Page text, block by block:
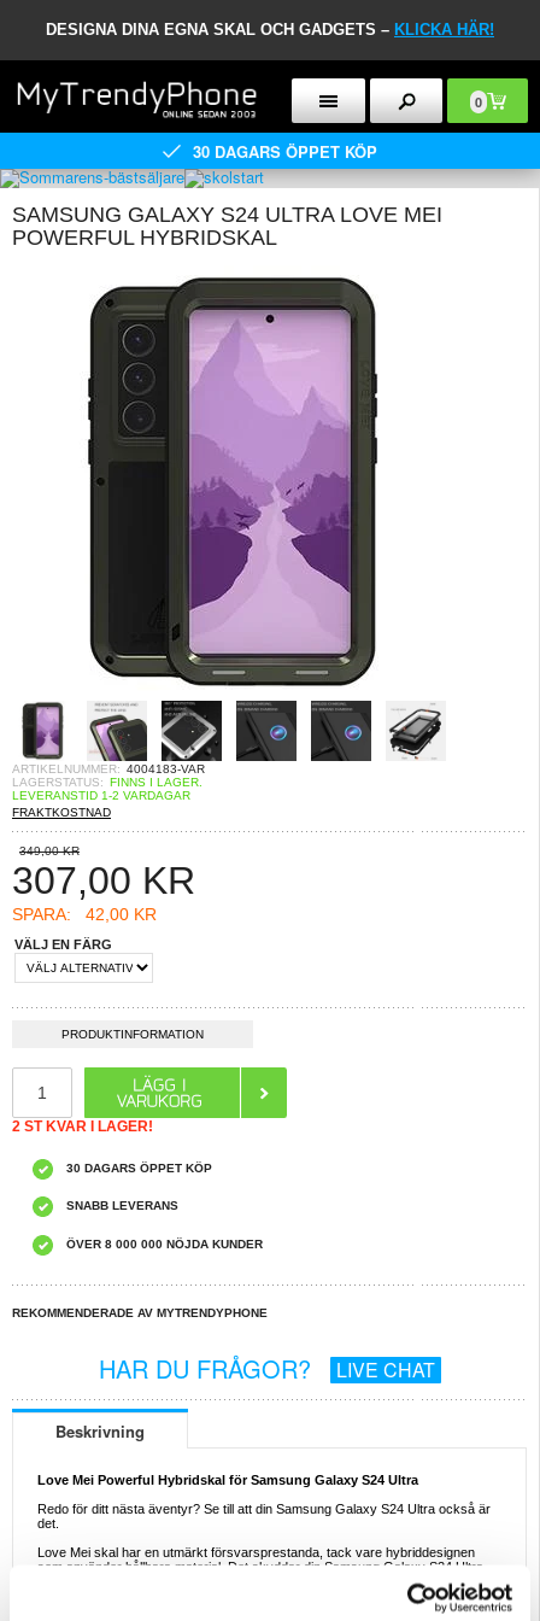
DESIGNA DINA EGNA SKAL OCH GADGETS – KLICKA HÄR!
0
30 DAGARS ÖPPET KÖP
SAMSUNG GALAXY S24 ULTRA LOVE MEI
POWERFUL HYBRIDSKAL
ARTIKELNUMMER: 4004183-VAR
LAGERSTATUS: FINNS I LAGER.
LEVERANSTID 1-2 VARDAGAR
FRAKTKOSTNAD
349,00 KR
307,00 KR
SPARA: 42,00 KR
VÄLJ EN FÄRG
PRODUKTINFORMATION
2 ST KVAR I LAGER!
30 DAGARS ÖPPET KÖP
SNABB LEVERANS
ÖVER 8 000 000 NÖJDA KUNDER
REKOMMENDERADE AV MYTRENDYPHONE
HAR DU FRÅGOR? LIVE CHAT
Beskrivning
Love Mei Powerful Hybridskal för Samsung Galaxy S24 Ultra
Redo för ditt nästa äventyr? Se till att din Samsung Galaxy S24 Ultra också är
det.
Love Mei skal har en utmärkt försvarsprestanda, tack vare hybriddesignen
som använder hållbara material. Det skyddar din Samsung Galaxy S24 Ultra